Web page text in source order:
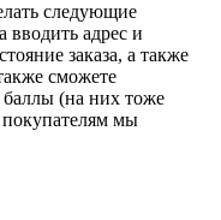
следующие
вводить адрес и
заказа, а также
сможете
(на них тоже
мы